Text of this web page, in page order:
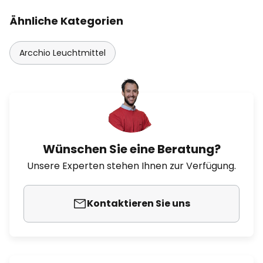
Ähnliche Kategorien
Arcchio Leuchtmittel
Wünschen Sie eine Beratung?
Unsere Experten stehen Ihnen zur Verfügung.
Kontaktieren Sie uns